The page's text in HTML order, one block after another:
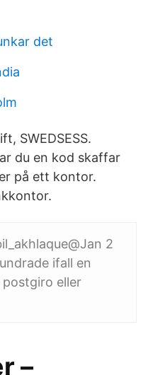
det
SWEDSESS.
du en kod skaffar
på ett kontor.
2
ifall en
eller
–